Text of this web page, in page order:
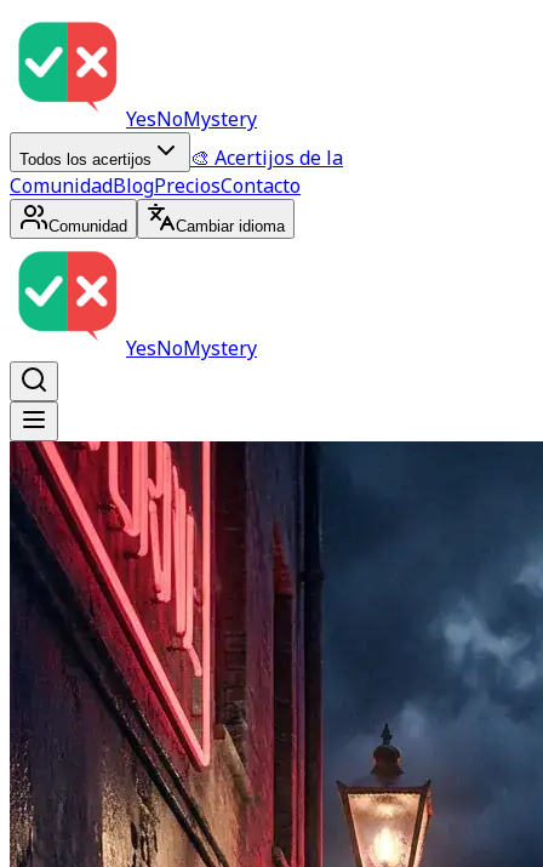
YesNoMystery
Todos los acertijos
🎨 Acertijos de la
ComunidadBlogPreciosContacto
Comunidad Cambiar idioma
YesNoMystery